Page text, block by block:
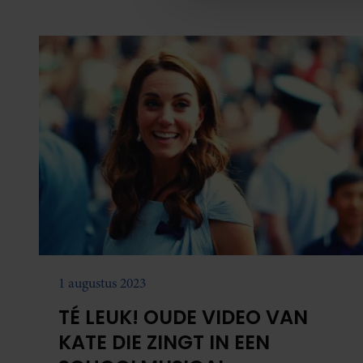
onze website blijft gebruiken.
1 augustus 2023
TÉ LEUK! OUDE VIDEO VAN
KATE DIE ZINGT IN EEN